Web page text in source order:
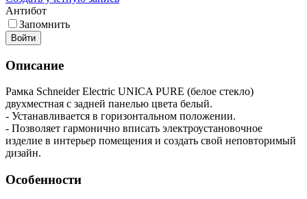
Антибот
Запомнить
Войти
Описание
Рамка Schneider Electric UNICA PURE (белое стекло)
двухместная с задней панелью цвета белый.
- Устанавливается в горизонтальном положении.
- Позволяет гармонично вписать электроустановочное
изделие в интерьер помещения и создать свой неповторимый
дизайн.
Особенности